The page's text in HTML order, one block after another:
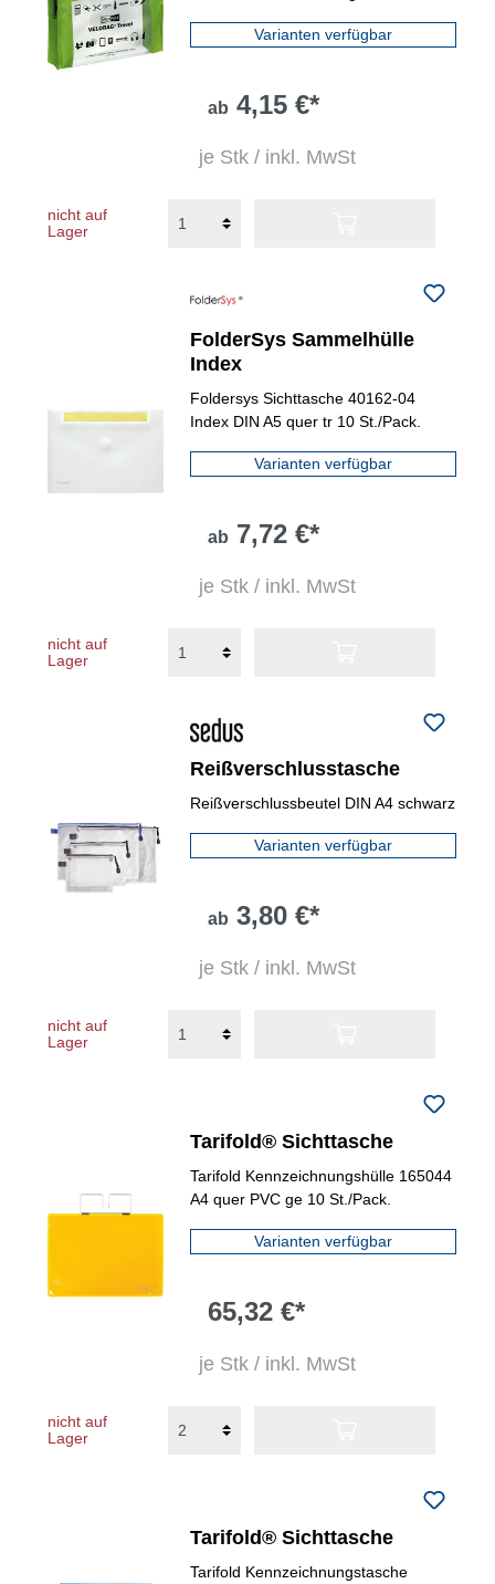
Varianten verfügbar
ab 4,15 €*
je Stk / inkl. MwSt
nicht auf
Lager
FolderSys Sammelhülle
Index
Foldersys Sichttasche 40162-04
Index DIN A5 quer tr 10 St./Pack.
Varianten verfügbar
ab 7,72 €*
je Stk / inkl. MwSt
nicht auf
Lager
Reißverschlusstasche
Reißverschlussbeutel DIN A4 schwarz
Varianten verfügbar
ab 3,80 €*
je Stk / inkl. MwSt
nicht auf
Lager
Tarifold® Sichttasche
Tarifold Kennzeichnungshülle 165044
A4 quer PVC ge 10 St./Pack.
Varianten verfügbar
65,32 €*
je Stk / inkl. MwSt
nicht auf
Lager
Tarifold® Sichttasche
Tarifold Kennzeichnungstasche